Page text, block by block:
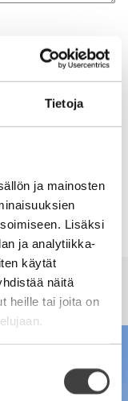
Tietoja
ja mainosten
Lisäksi
ja analytiikka-
käytät
näitä
heille tai joita on
ROCK